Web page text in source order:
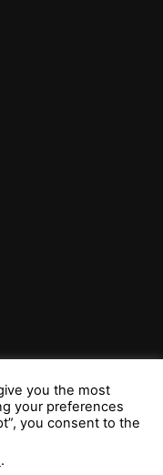
you the most
your preferences
you consent to the
.